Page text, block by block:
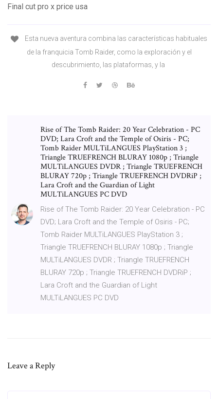
Final cut pro x price usa
Esta nueva aventura combina las características habituales
de la franquicia Tomb Raider, como la exploración y el
descubrimiento, las plataformas, y la
Rise of The Tomb Raider: 20 Year Celebration - PC
DVD; Lara Croft and the Temple of Osiris - PC;
Tomb Raider MULTiLANGUES PlayStation 3 ;
Triangle TRUEFRENCH BLURAY 1080p ; Triangle
MULTiLANGUES DVDR ; Triangle TRUEFRENCH
BLURAY 720p ; Triangle TRUEFRENCH DVDRiP ;
Lara Croft and the Guardian of Light
MULTiLANGUES PC DVD
Rise of The Tomb Raider: 20 Year Celebration - PC
DVD; Lara Croft and the Temple of Osiris - PC;
Tomb Raider MULTiLANGUES PlayStation 3 ;
Triangle TRUEFRENCH BLURAY 1080p ; Triangle
MULTiLANGUES DVDR ; Triangle TRUEFRENCH
BLURAY 720p ; Triangle TRUEFRENCH DVDRiP ;
Lara Croft and the Guardian of Light
MULTiLANGUES PC DVD
Leave a Reply